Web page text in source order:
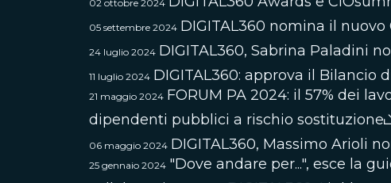
02 ottobre 2024
05 settembre 2024 DIGITAL360 nomina il
24 luglio 2024 DIGITAL360, Sabrina Paladini
11 luglio 2024 DIGITAL360: approva il Bilancio
21 maggio 2024 FORUM PA 2024: il 57% dei
dipendenti pubblici a rischio sostituzione
06 maggio 2024 DIGITAL360, Massimo Arioli
25 gennaio 2024 "Dove andare per...", esce la